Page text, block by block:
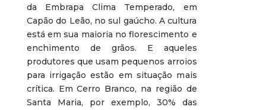
da Embrapa Clima Temperado, em
Capão do Leão, no sul gaúcho. A cultura
está em sua maioria no florescimento e
enchimento de grãos. E aqueles
produtores que usam pequenos arroios
para irrigação estão em situação mais
crítica. Em Cerro Branco, na região de
Santa Maria, por exemplo, 30% das